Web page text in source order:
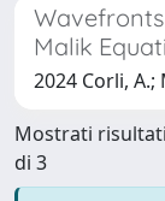
Malik
2024 Corli, A.;
Mostrati
di 3